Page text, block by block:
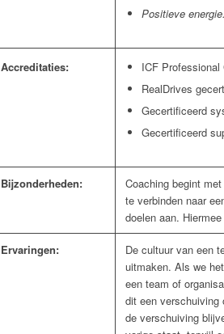
Positieve energie.
Accreditaties:
ICF Professional
RealDrives
Gecertificeerd
Gecertificeerd
Bijzonderheden:
Coaching begint
te verbinden naar
doelen aan.
Ervaringen:
De cultuur van een
uitmaken. Als we
een team of
dit een verschuiving
de verschuiving